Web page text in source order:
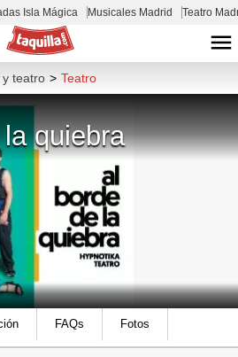
Isla Mágica Musicales Madrid Teatro
y teatro > Teatro
quiebra
FAQs Fotos